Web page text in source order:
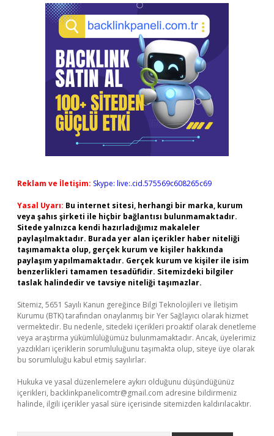
Reklam ve İletişim: Skype: live:.cid.575569c608265c69
Yasal Uyarı: Bu internet sitesi, herhangi bir marka, kurum
veya şahıs şirketi ile hiçbir bağlantısı bulunmamaktadır.
Sitede yalnızca kendi hazırladığımız makaleler
paylaşılmaktadır. Burada yer alan içerikler haber niteliği
taşımamakta olup, gerçek kurum ve kişiler hakkında
paylaşım yapılmamaktadır. Gerçek kurum ve kişiler ile isim
benzerlikleri tamamen tesadüfidir. Sitemizdeki bilgiler
taslak halindedir ve tavsiye niteliği taşımazlar.
Sitemiz, 5651 Sayılı Kanun gereğince Bilgi Teknolojileri ve İletişim
Kurumu (BTK) tarafından onaylanmış bir Yer Sağlayıcı olarak hizmet
vermektedir. Bu nedenle, sitedeki içerikleri proaktif olarak denetleme
veya araştırma yükümlülüğümüz bulunmamaktadır. Ancak, üyelerimiz
yazdıkları içeriklerin sorumluluğunu taşımakta olup, siteye üye olarak
bu sorumluluğu kabul etmiş sayılırlar.
Hukuka ve yasal düzenlemelere aykırı olduğunu düşündüğünüz
içerikleri, backlinkpanelicomtr@gmail.com adresine bildirmeniz
halinde, ilgili içerikler yasal süre içerisinde sitemizden kaldırılacaktır.